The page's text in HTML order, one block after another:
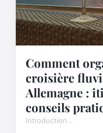
Comment
croisière
Allemagne :
conseils
Introduction...